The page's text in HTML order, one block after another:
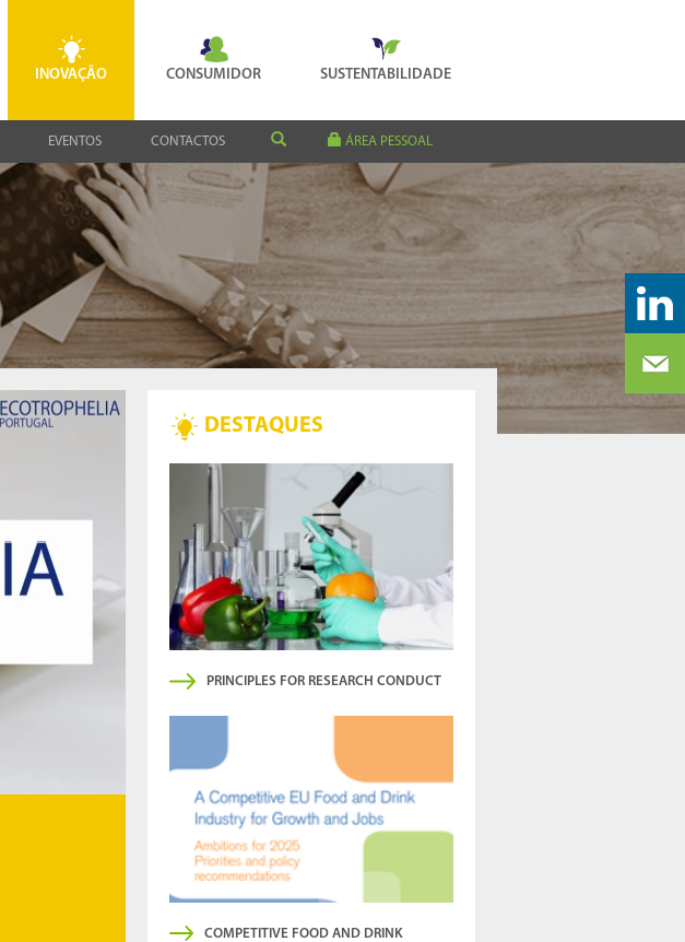
INOVAÇÃO CONSUMIDOR SUSTENTABILIDADE
EVENTOS CONTACTOS ÁREA PESSOAL
DESTAQUES
PRINCIPLES FOR RESEARCH CONDUCT
COMPETITIVE FOOD AND DRINK